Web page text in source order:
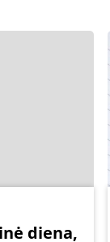
diena,